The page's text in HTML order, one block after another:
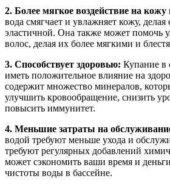
2. Более мягкое воздействие на
вода смягчает и увлажняет кожу, делая
эластичной. Она также может помочь
волос, делая их более мягкими и
3. Способствует здоровью: Купание в
иметь положительное влияние на
содержит множество минералов,
улучшить кровообращение, снизить
повысить иммунитет.
4. Меньшие затраты на
водой требуют меньше ухода и
требуют регулярных добавлений
может сэкономить ваши время и
чистоты воды в бассейне.